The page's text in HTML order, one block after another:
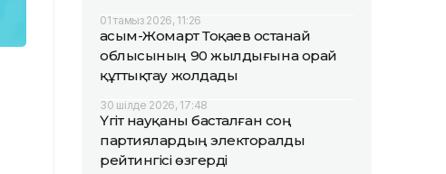
01 тамыз 2026, 11:26
Қасым-Жомарт Тоқаев Қостанай
облысының 90 жылдығына орай
құттықтау жолдады
30 шілде 2026, 17:48
Үгіт науқаны басталған соң
партиялардың электоралды
рейтингісі өзгерді